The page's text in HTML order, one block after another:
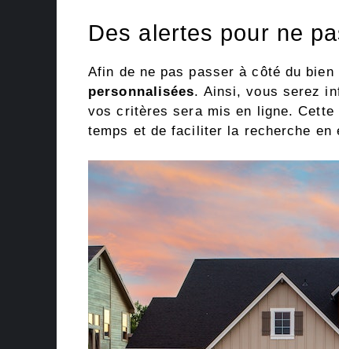
Des alertes pour ne
Afin de ne pas passer à côté du
personnalisées. Ainsi, vous serez
vos critères sera mis en ligne. Cette
temps et de faciliter la recherche